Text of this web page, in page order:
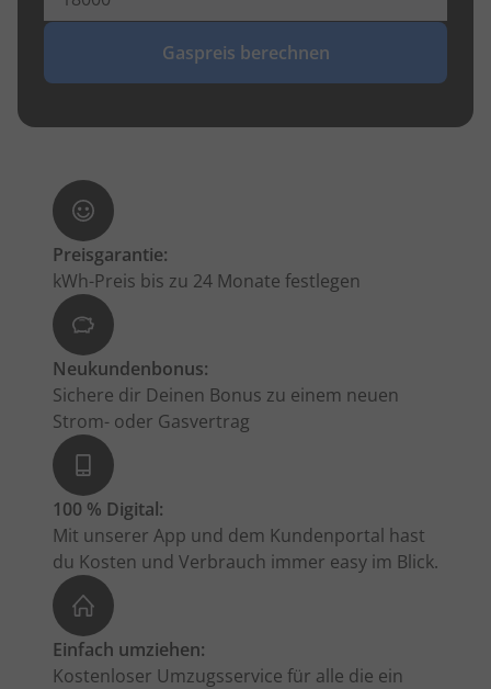
Gaspreis berechnen
Preisgarantie:
kWh-Preis bis zu 24 Monate festlegen
Neukundenbonus:
Sichere dir Deinen Bonus zu einem neuen
Strom- oder Gasvertrag
100 % Digital:
Mit unserer App und dem Kundenportal hast
du Kosten und Verbrauch immer easy im Blick.
Einfach umziehen:
Kostenloser Umzugsservice für alle die ein